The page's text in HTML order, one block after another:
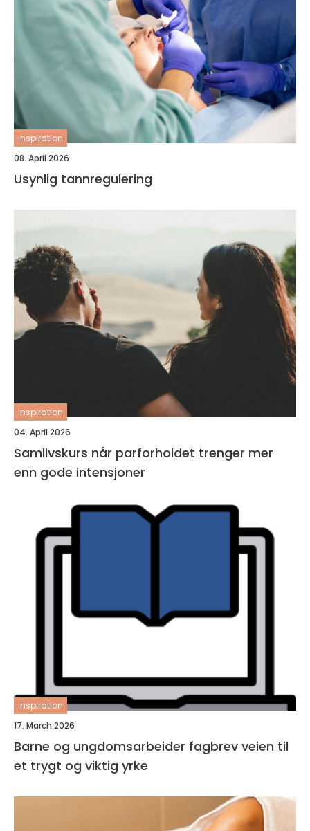
inspiration
08. April 2026
Usynlig tannregulering
inspiration
04. April 2026
Samlivskurs når parforholdet trenger mer
enn gode intensjoner
inspiration
17. March 2026
Barne og ungdomsarbeider fagbrev veien til
et trygt og viktig yrke